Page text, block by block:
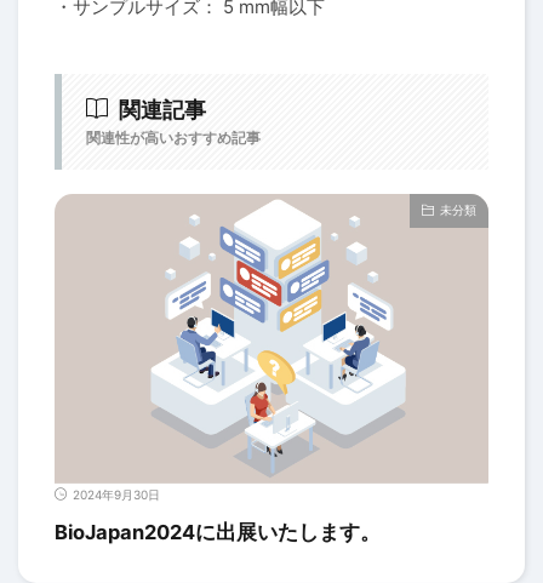
・サンプルサイズ： 5 mm幅以下
関連記事
関連性が高いおすすめ記事
未分類
2024年9月30日
BioJapan2024に出展いたします。